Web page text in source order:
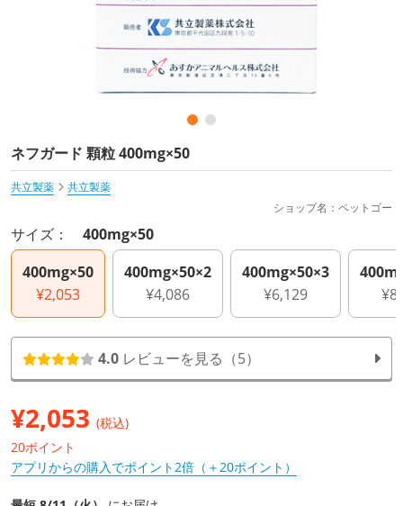
ネフガード 顆粒 400mg×50
共立製薬
共立製薬
ショップ名：ペットゴー
サイズ： 400mg×50
400mg×50
¥2,053
400mg×50×2
¥4,086
400mg×50×3
¥6,129
4.0 レビューを見る（5）
¥2,053 (税込)
20ポイント
アプリからの購入でポイント2倍（＋20ポイント）